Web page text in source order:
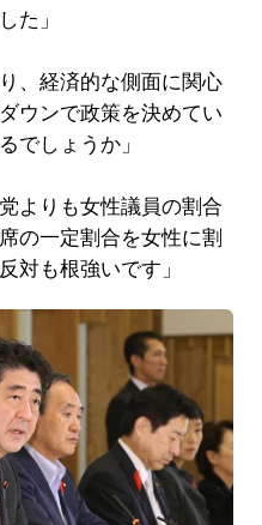
た」
、経済的な側面に関心
ウンで政策を決めてい
でしょうか」
よりも女性議員の割合
の一定割合を女性に割
対も根強いです」